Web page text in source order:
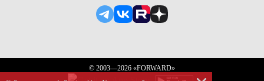
© 2003—2026 «FORWARD»